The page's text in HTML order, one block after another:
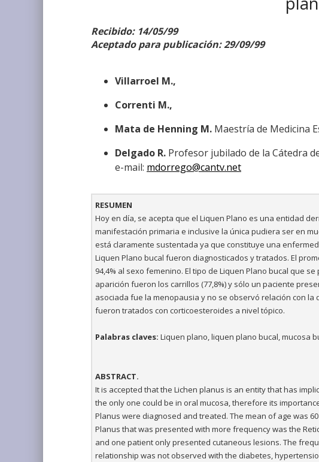
Recibido: 14/05/99
Aceptado para publicación: 29/09/99
Villarroel M.,
Correnti M.,
Mata de Henning M. Maestría de Medicina
Delgado R. Profesor jubilado de la Cátedra
e-mail: mdorrego@cantv.net
RESUMEN
Hoy en día, se acepta que el Liquen Plano es una entidad
manifestación primaria e inclusive la única pudiera ser en
está claramente sustentada ya que constituye una
Liquen Plano bucal fueron diagnosticados y tratados. El
94,4% al sexo femenino. El tipo de Liquen Plano bucal que
aparición fueron los carrillos (77,8%) y sólo un paciente
asociada fue la menopausia y no se observó relación con
fueron tratados con corticoesteroides a nivel tópico.
Palabras claves: Liquen plano, liquen plano bucal, mucosa
ABSTRACT.
It is accepted that the Lichen planus is an entity that has
the only one could be in oral mucosa, therefore its
Planus were diagnosed and treated. The mean of age was
Planus that was presented with more frequency was the
and one patient only presented cutaneous lesions. The
relationship was not observed with the diabetes,